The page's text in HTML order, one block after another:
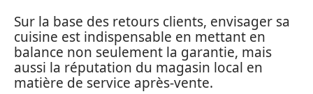
Sur la base des retours clients, envisager sa
cuisine est indispensable en mettant en
balance non seulement la garantie, mais
aussi la réputation du magasin local en
matière de service après-vente.